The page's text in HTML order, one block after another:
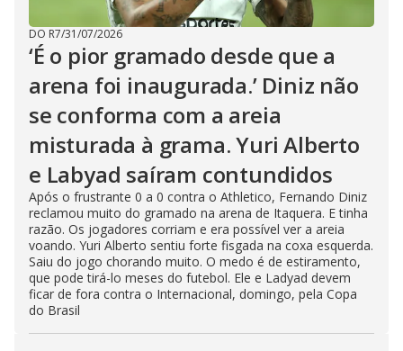
DO R7/31/07/2026
‘É o pior gramado desde que a
arena foi inaugurada.’ Diniz não
se conforma com a areia
misturada à grama. Yuri Alberto
e Labyad saíram contundidos
Após o frustrante 0 a 0 contra o Athletico, Fernando Diniz
reclamou muito do gramado na arena de Itaquera. E tinha
razão. Os jogadores corriam e era possível ver a areia
voando. Yuri Alberto sentiu forte fisgada na coxa esquerda.
Saiu do jogo chorando muito. O medo é de estiramento,
que pode tirá-lo meses do futebol. Ele e Ladyad devem
ficar de fora contra o Internacional, domingo, pela Copa
do Brasil